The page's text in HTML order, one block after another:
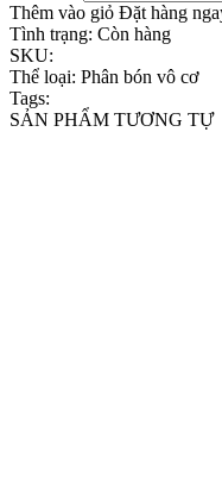
Thêm vào giỏ Đặt hàng
Tình trạng: Còn hàng
SKU:
Thể loại: Phân bón vô cơ
Tags:
SẢN PHẨM TƯƠNG TỰ